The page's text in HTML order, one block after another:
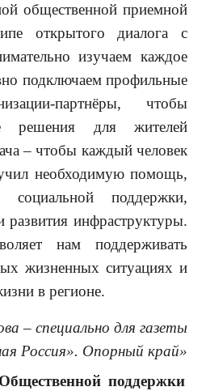
обществен­ной приемной
открытого диалога с
изучаем каждое
подключаем профильные
партнёры, чтобы
решения для жителей
– чтобы каждый человек
необходи­мую помощь,
поддержки,
развития инфраструктуры.
нам поддерживать
жизненных си­туациях и
в регионе.
– специально для газеты
Россия». Опорный край»
поддержки